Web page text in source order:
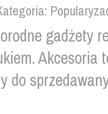
gadżety
Akcesoria
do